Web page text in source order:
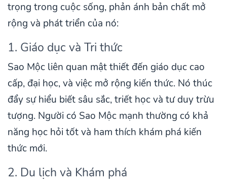
trọng trong cuộc sống, phản ánh bản chất mở
rộng và phát triển của nó:
1. Giáo dục và Tri thức
Sao Mộc liên quan mật thiết đến giáo dục cao
cấp, đại học, và việc mở rộng kiến thức. Nó thúc
đẩy sự hiểu biết sâu sắc, triết học và tư duy trừu
tượng. Người có Sao Mộc mạnh thường có khả
năng học hỏi tốt và ham thích khám phá kiến
thức mới.
2. Du lịch và Khám phá